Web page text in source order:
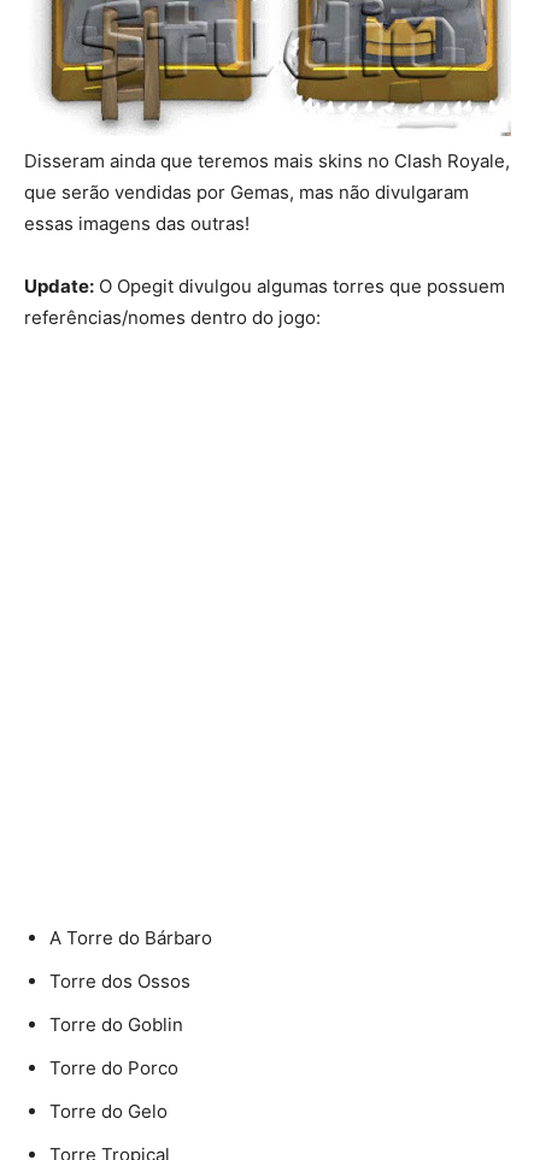
Disseram ainda que teremos mais skins no Clash Royale,
que serão vendidas por Gemas, mas não divulgaram
essas imagens das outras!
Update: O Opegit divulgou algumas torres que possuem
referências/nomes dentro do jogo:
A Torre do Bárbaro
Torre dos Ossos
Torre do Goblin
Torre do Porco
Torre do Gelo
Torre Tropical